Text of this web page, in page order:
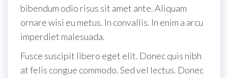
bibendum odio risus sit amet ante. Aliquam
ornare wisi eu metus. In convallis. In enim a arcu
imperdiet malesuada.
Fusce suscipit libero eget elit. Donec quis nibh
at felis congue commodo. Sed vel lectus. Donec